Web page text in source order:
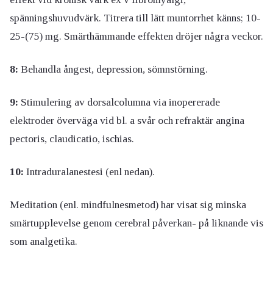
spänningshuvudvärk. Titrera till lätt muntorrhet känns; 10-
25-(75) mg. Smärthämmande effekten dröjer några veckor.
8: Behandla ångest, depression, sömnstörning.
9: Stimulering av dorsalcolumna via inopererade
elektroder överväga vid bl. a svår och refraktär angina
pectoris, claudicatio, ischias.
10: Intraduralanestesi (enl nedan).
Meditation (enl. mindfulnesmetod) har visat sig minska
smärtupplevelse genom cerebral påverkan- på liknande vis
som analgetika.